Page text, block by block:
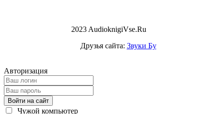
2023 AudioknigiVse.Ru
Друзья сайта: Звуки Бу
Авторизация
Войти на сайт
Чужой компьютер